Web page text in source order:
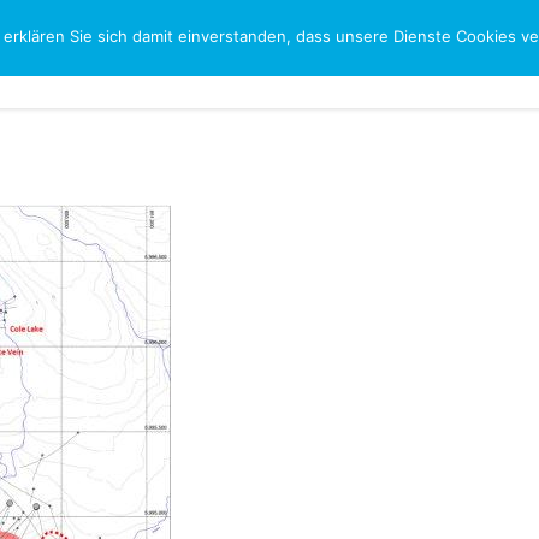
Sie sich damit einverstanden, dass unsere Dienste Cookies